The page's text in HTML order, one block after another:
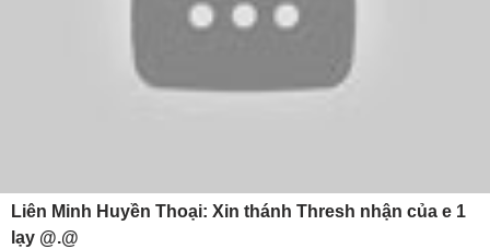
Liên Minh Huyền Thoại: Xin thánh Thresh nhận của e 1
lạy @.@